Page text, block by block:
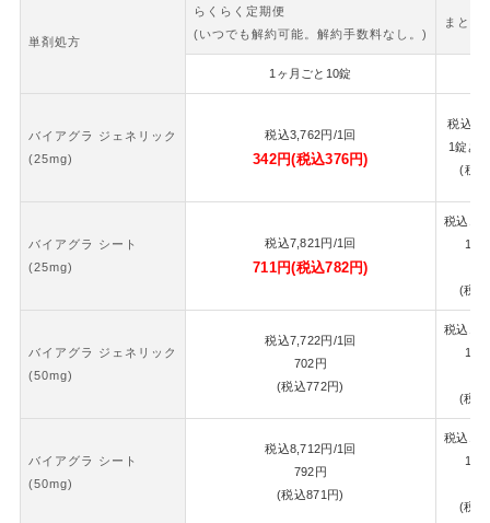
単剤処方
らくらく定期便
(いつでも解約可能。解約手数料なし。)
まとめ
1ヶ月ごと10錠
バイアグラ ジェネリック
(25mg)
税込3,762円/1回
342円(税込376円)
税込
1錠あ
(税
バイアグラ シート
(25mg)
税込7,821 円/1回
711円(税込782円)
税込
1錠
(税込
バイアグラ ジェネリック
(50mg)
税込7,722円/1回
702円
(税込772円)
税込
1錠
(税込
バイアグラ シート
(50mg)
税込8,712円/1回
792円
(税込871 円)
税込
1錠
(税込